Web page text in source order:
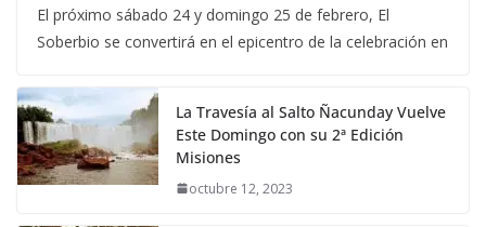
El próximo sábado 24 y domingo 25 de febrero, El
Soberbio se convertirá en el epicentro de la celebración en
La Travesía al Salto Ñacunday Vuelve
Este Domingo con su 2ª Edición
Misiones
octubre 12, 2023